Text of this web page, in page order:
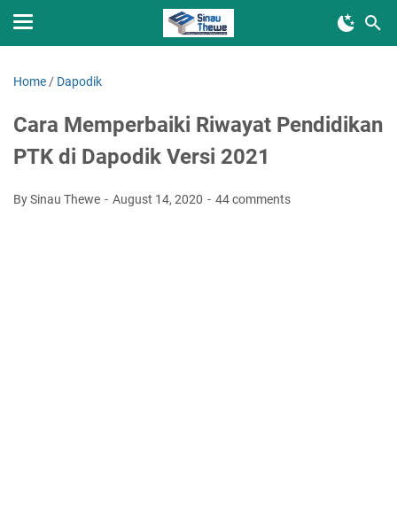
Home / Dapodik
Cara Memperbaiki Riwayat Pendidikan
PTK di Dapodik Versi 2021
By Sinau Thewe August 14, 2020 44 comments